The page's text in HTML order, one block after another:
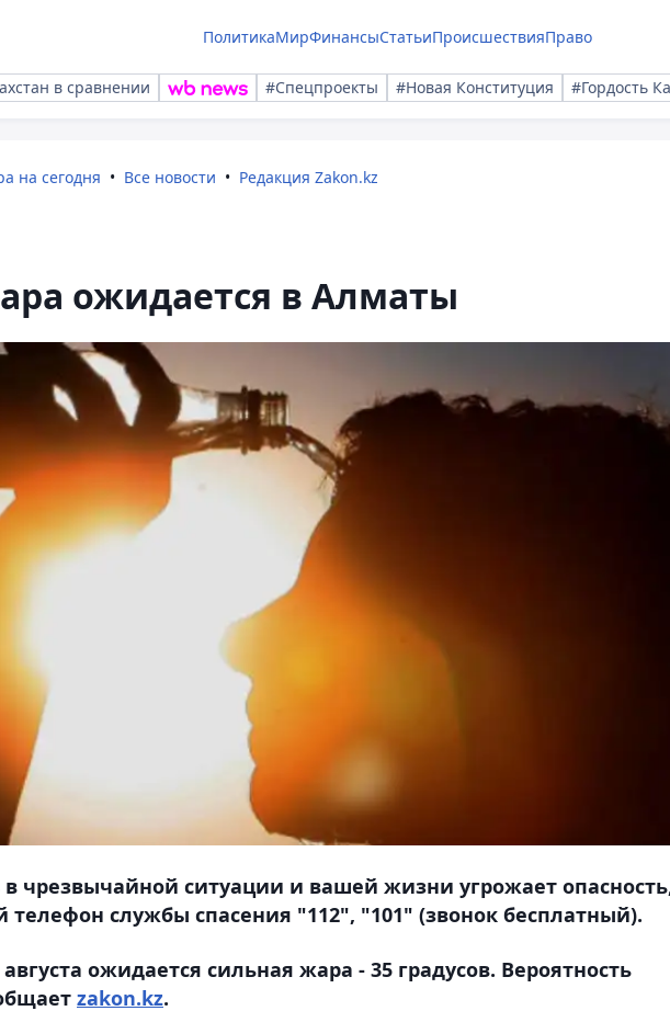
ПолитикаМирФинансыСтатьиПроисшествияПраво
в сравнении #Спецпроекты #Новая Конституция #Гордость
на сегодня Все новости Редакция Zakon.kz
ожидается в Алматы
в чрезвычайной ситуации и вашей жизни угрожает
службы спасения "112", "101" (звонок бесплатный).
ожидается сильная жара - 35 градусов. Вероятность
zakon.kz.